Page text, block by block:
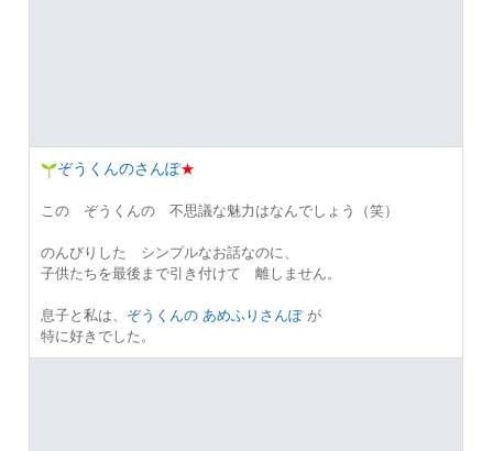
ぞうくんのさんぽ★
この ぞうくんの 不思議な魅力はなんでしょう（笑）
のんびりした シンプルなお話なのに、
子供たちを最後まで引き付けて 離しません。
息子と私は、 ぞうくんの あめふりさんぽが
特に好きでした。